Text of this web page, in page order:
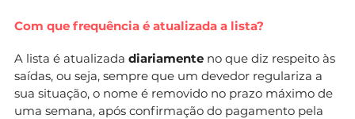
Com que frequência é atualizada a lista?
A lista é atualizada diariamente no que diz respeito às
saídas, ou seja, sempre que um devedor regulariza a
sua situação, o nome é removido no prazo máximo de
uma semana, após confirmação do pagamento pela